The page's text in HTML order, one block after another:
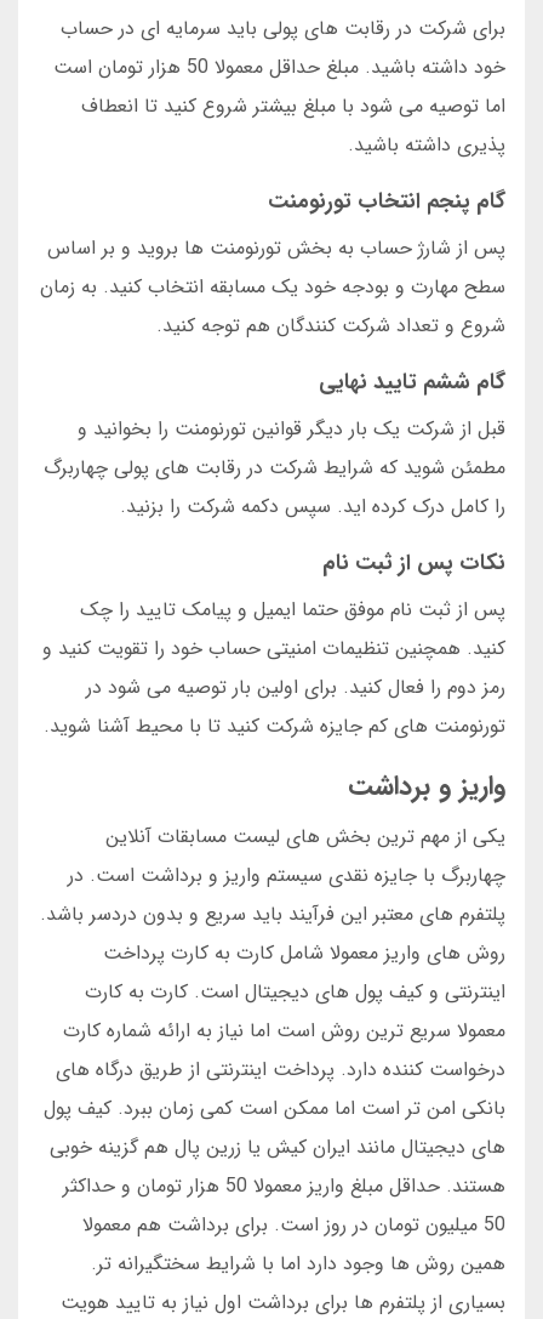
برای شرکت در رقابت های پولی باید سرمایه ای در حساب
خود داشته باشید. مبلغ حداقل معمولا 50 هزار تومان است
اما توصیه می شود با مبلغ بیشتر شروع کنید تا انعطاف
پذیری داشته باشید.
گام پنجم انتخاب تورنومنت
پس از شارژ حساب به بخش تورنومنت ها بروید و بر اساس
سطح مهارت و بودجه خود یک مسابقه انتخاب کنید. به زمان
شروع و تعداد شرکت کنندگان هم توجه کنید.
گام ششم تایید نهایی
قبل از شرکت یک بار دیگر قوانین تورنومنت را بخوانید و
مطمئن شوید که شرایط شرکت در رقابت های پولی چهاربرگ
را کامل درک کرده اید. سپس دکمه شرکت را بزنید.
نکات پس از ثبت نام
پس از ثبت نام موفق حتما ایمیل و پیامک تایید را چک
کنید. همچنین تنظیمات امنیتی حساب خود را تقویت کنید و
رمز دوم را فعال کنید. برای اولین بار توصیه می شود در
تورنومنت های کم جایزه شرکت کنید تا با محیط آشنا شوید.
واریز و برداشت
یکی از مهم ترین بخش های لیست مسابقات آنلاین
چهاربرگ با جایزه نقدی سیستم واریز و برداشت است. در
پلتفرم های معتبر این فرآیند باید سریع و بدون دردسر باشد.
روش های واریز معمولا شامل کارت به کارت پرداخت
اینترنتی و کیف پول های دیجیتال است. کارت به کارت
معمولا سریع ترین روش است اما نیاز به ارائه شماره کارت
درخواست کننده دارد. پرداخت اینترنتی از طریق درگاه های
بانکی امن تر است اما ممکن است کمی زمان ببرد. کیف پول
های دیجیتال مانند ایران کیش یا زرین پال هم گزینه خوبی
هستند. حداقل مبلغ واریز معمولا 50 هزار تومان و حداکثر
50 میلیون تومان در روز است. برای برداشت هم معمولا
همین روش ها وجود دارد اما با شرایط سختگیرانه تر.
بسیاری از پلتفرم ها برای برداشت اول نیاز به تایید هویت